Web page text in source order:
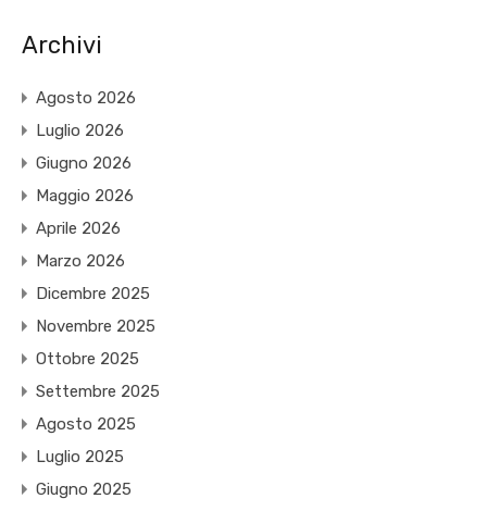
Archivi
Agosto 2026
Luglio 2026
Giugno 2026
Maggio 2026
Aprile 2026
Marzo 2026
Dicembre 2025
Novembre 2025
Ottobre 2025
Settembre 2025
Agosto 2025
Luglio 2025
Giugno 2025